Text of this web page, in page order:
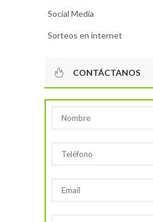
Social Media
Sorteos en internet
CONTÁCTANOS